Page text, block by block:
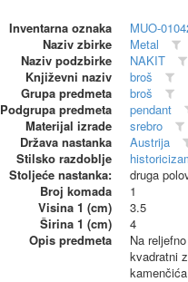
Inventarna oznaka
MUO-
Naziv zbirke
Metal
Naziv podzbirke
NAKIT
Književni naziv
broš
Grupa predmeta
broš
Podgrupa predmeta
pendant
Materijal izrade
srebro
Država nastanka
Austrija
Stilsko razdoblje
Stoljeće nastanka:
druga
Broj komada
1
Visina 1 (cm)
3.5
Širina 1 (cm)
4
Opis predmeta
Na
kvadratni